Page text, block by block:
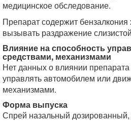
медицинское обследование.
Препарат содержит
вызывать раздражение
Влияние на способность
средствами, механизмами
Нет данных о влиянии
управлять автомобилем или
механизмами.
Форма выпуска
Спрей назальный дозированный,